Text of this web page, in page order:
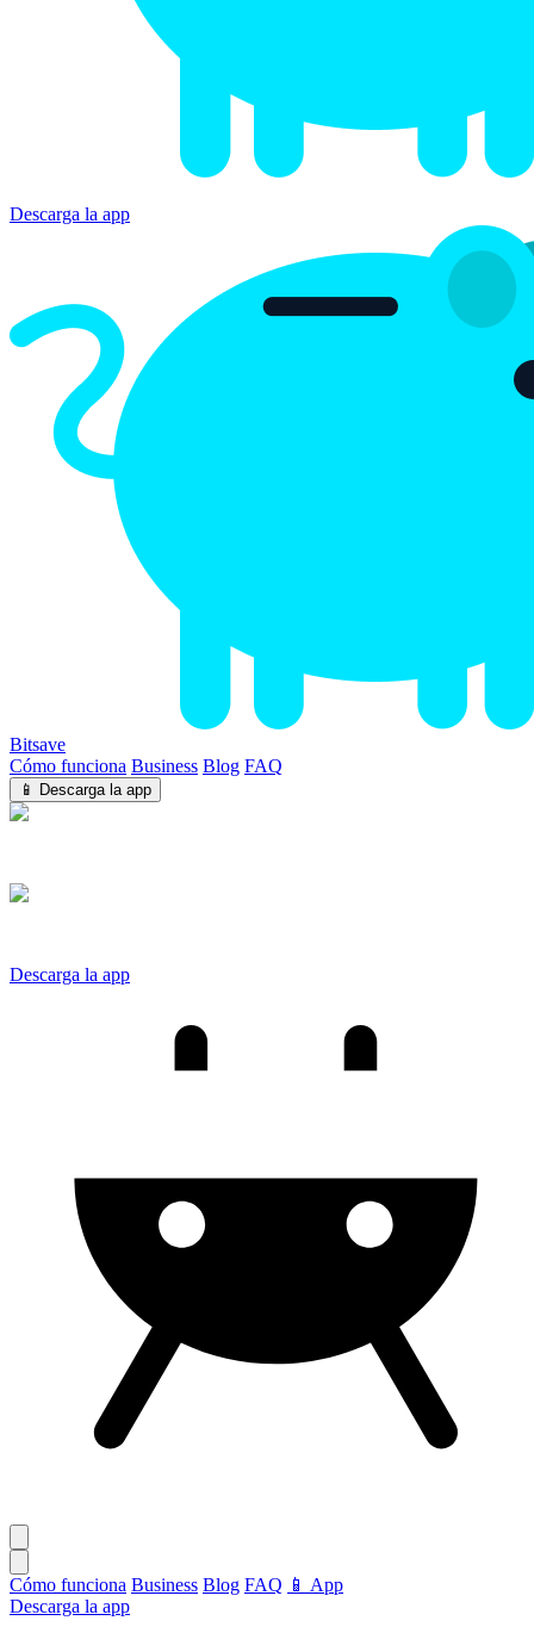
Descarga la app
Bitsave
Cómo funciona Business Blog FAQ
📱 Descarga la app
Descarga la app
Cómo funciona Business Blog FAQ 📱 App
Descarga la app